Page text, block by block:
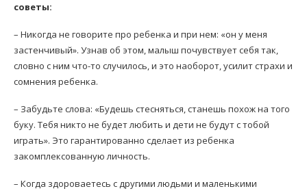
советы:
– Никогда не говорите про ребенка и при нем: «он у меня
застенчивый». Узнав об этом, малыш почувствует себя так,
словно с ним что-то случилось, и это наоборот, усилит страхи и
сомнения ребенка.
– Забудьте слова: «Будешь стесняться, станешь похож на того
буку. Тебя никто не будет любить и дети не будут с тобой
играть». Это гарантированно сделает из ребенка
закомплексованную личность.
– Когда здороваетесь с другими людьми и маленькими